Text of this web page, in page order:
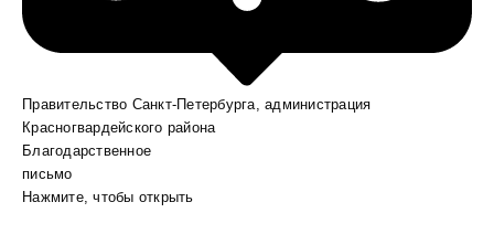
Правительство Санкт-Петербурга, администрация
Красногвардейского района
Благодарственное
письмо
Нажмите, чтобы открыть